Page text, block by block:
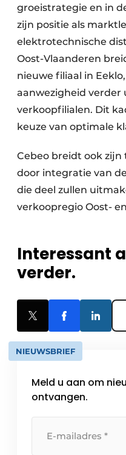
groeistrategie en in
zijn positie als
elektrotechnische
Oost-Vlaanderen
nieuwe filiaal in
aanwezigheid verder
verkoopfilialen. Dit
keuze van optimale
Cebeo breidt ook
door integratie van
die deel zullen
verkoopregio Oost-
Interessant
verder.
NIEUWSBRIEF
Meld u aan om
ontvangen.